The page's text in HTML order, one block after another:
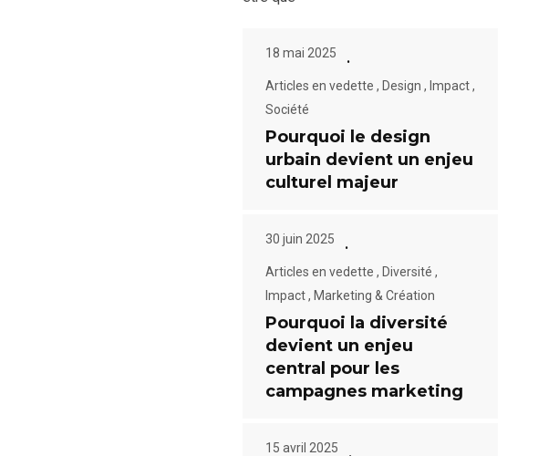
18 mai 2025
Articles en vedette , Design , Impact,
Société
Pourquoi le design
urbain devient un enjeu
culturel majeur
30 juin 2025
Articles en vedette , Diversité ,
Impact, Marketing & Création
Pourquoi la diversité
devient un enjeu
central pour les
campagnes marketing
15 avril 2025